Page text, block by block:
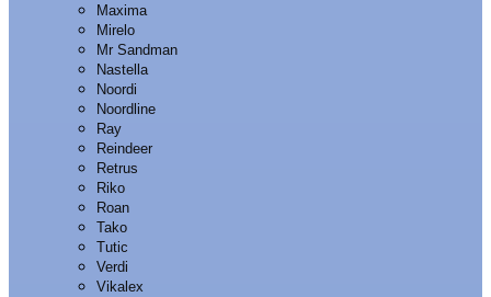
Maxima
Mirelo
Mr Sandman
Nastella
Noordi
Noordline
Ray
Reindeer
Retrus
Riko
Roan
Tako
Tutic
Verdi
Vikalex